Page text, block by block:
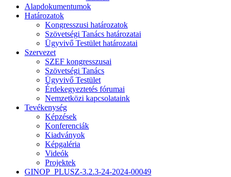
Alapdokumentumok
Határozatok
Kongresszusi határozatok
Szövetségi Tanács határozatai
Ügyvivő Testület határozatai
Szervezet
SZEF kongresszusai
Szövetségi Tanács
Ügyvivő Testület
Érdekegyeztetés fórumai
Nemzetközi kapcsolataink
Tevékenység
Képzések
Konferenciák
Kiadványok
Képgaléria
Videók
Projektek
GINOP_PLUSZ-3.2.3-24-2024-00049